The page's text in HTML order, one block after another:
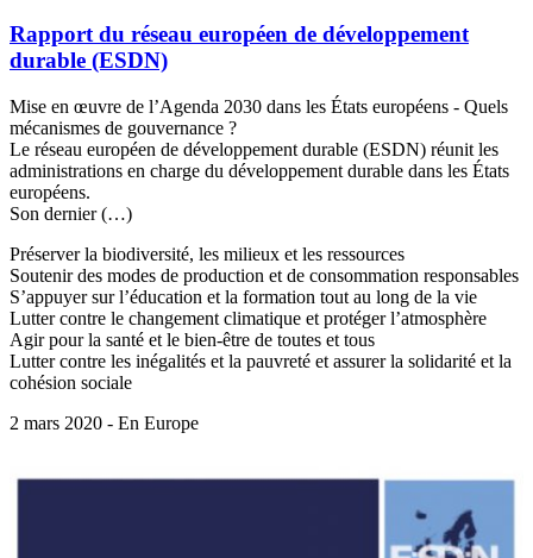
Rapport du réseau européen de développement
durable (ESDN)
Mise en œuvre de l’Agenda 2030 dans les États européens - Quels
mécanismes de gouvernance ?
Le réseau européen de développement durable (ESDN) réunit les
administrations en charge du développement durable dans les États
européens.
Son dernier (…)
Préserver la biodiversité, les milieux et les ressources
Soutenir des modes de production et de consommation responsables
S’appuyer sur l’éducation et la formation tout au long de la vie
Lutter contre le changement climatique et protéger l’atmosphère
Agir pour la santé et le bien-être de toutes et tous
Lutter contre les inégalités et la pauvreté et assurer la solidarité et la
cohésion sociale
2 mars 2020 - En Europe